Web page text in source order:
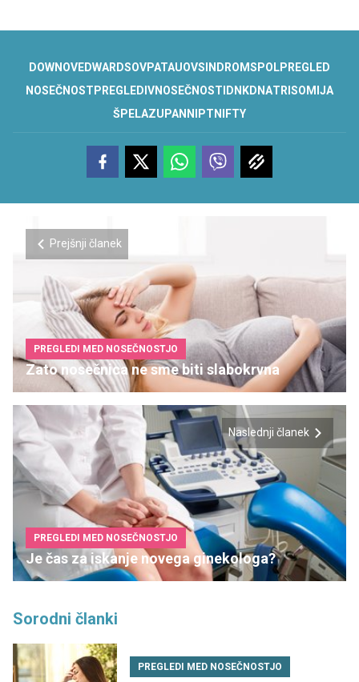
DOWNOVEDWARDSOVPATAUOVSINDROMSPOLPREGLED
NOSEČNOST PREGLEDI VNOSEČNOSTI DNKDNATRISOMIJA
ŠPELAZUPAN NIPT NIFTY
Prejšnji članek
PREGLEDI MED NOSEČNOSTJO
Zato nosečnica ne sme biti slabokrvna
Naslednji članek
PREGLEDI MED NOSEČNOSTJO
Je čas za iskanje novega ginekologa?
Sorodni članki
PREGLEDI MED NOSEČNOSTJO